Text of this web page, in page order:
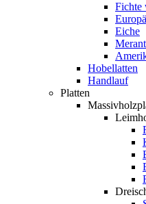
Fichte
Eiche
Hobellatten
Handlauf
Platten